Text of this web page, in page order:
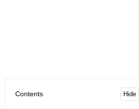
Contents